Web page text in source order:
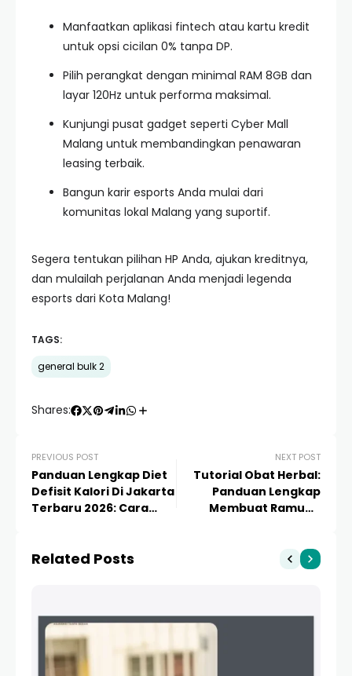
Manfaatkan aplikasi fintech atau kartu kredit
untuk opsi cicilan 0% tanpa DP.
Pilih perangkat dengan minimal RAM 8GB dan
layar 120Hz untuk performa maksimal.
Kunjungi pusat gadget seperti Cyber Mall
Malang untuk membandingkan penawaran
leasing terbaik.
Bangun karir esports Anda mulai dari
komunitas lokal Malang yang suportif.
Segera tentukan pilihan HP Anda, ajukan kreditnya,
dan mulailah perjalanan Anda menjadi legenda
esports dari Kota Malang!
TAGS:
general bulk 2
Shares:
PREVIOUS POST
Panduan Lengkap Diet
Defisit Kalori Di Jakarta
Terbaru 2026: Cara
Kesibukan Urban
NEXT POST
Tutorial Obat Herbal:
Panduan Lengkap
Membuat Ramuan
Related Posts